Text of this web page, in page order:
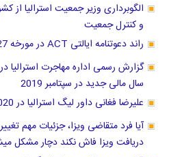
الگوبرداری وزیر جمعیت استرالیا از
و کنترل جمعیت
راند دعوتنامه ایالتی ACT در مورخه 27 سپتامبر 2019 برگزار گردید
گزارش رسمی اداره مهاجرت
سال مالی جدید در سپتامبر 2019
علیرضا فغانی داور لیگ استرالیا در 2020-2019
آیا فرد متقاضی ویزا، جزئیات مهم
دریافت ویزا فاش نکند دچار مشکل